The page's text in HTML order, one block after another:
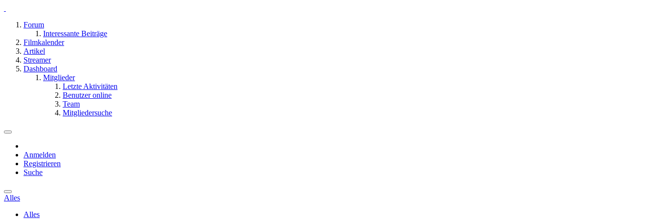
Forum
Interessante Beiträge
Filmkalender
Artikel
Streamer
Dashboard
Mitglieder
Letzte Aktivitäten
Benutzer online
Team
Mitgliedersuche
Anmelden
Registrieren
Suche
Alles
Alles